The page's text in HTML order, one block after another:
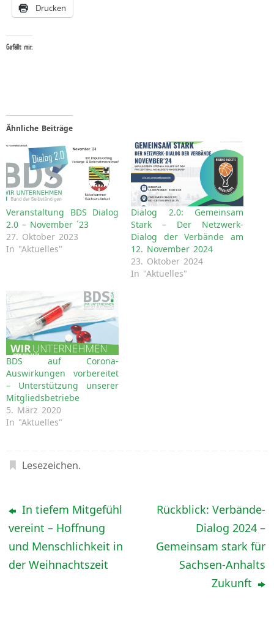
Drucken
Gefällt mir:
Ähnliche Beiträge
Veranstaltung BDS Dialog
2.0 – November ´23
27. Oktober 2023
In "Aktuelles"
Dialog 2.0: Gemeinsam
Stark – Der Netzwerk-
Dialog der Verbände am
12. November 2024
23. Oktober 2024
In "Aktuelles"
BDS auf Corona-
Auswirkungen vorbereitet
– Unterstützung unserer
Mitgliedsbetriebe
5. März 2020
In "Aktuelles"
Lesezeichen.
In tiefem Mitgefühl
vereint – Hoffnung
und Menschlichkeit in
der Weihnachtszeit
Rückblick: Verbände-
Dialog 2024 –
Gemeinsam stark für
Sachsen-Anhalts
Zukunft